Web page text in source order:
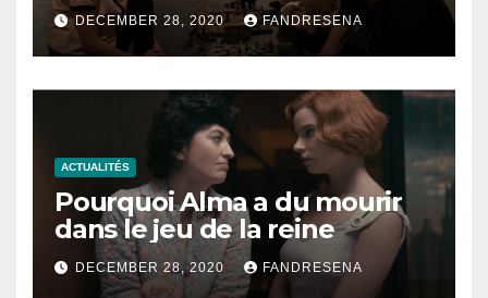
DECEMBER 28, 2020 FANDRESENA
ACTUALITÉS
Pourquoi Alma a du mourir
dans le jeu de la reine
DECEMBER 28, 2020 FANDRESENA